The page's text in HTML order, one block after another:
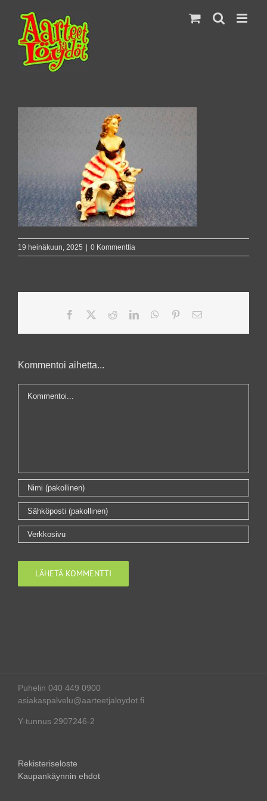
content
19 heinäkuun, 2025 0 Kommenttia
Facebook RedditLinkedInWhatsApp
PinterestSähköposti
Kommentoi aihetta...
Puhelin 040 449 0900
asiakaspalvelu@aarteetjaloydot.fi
Y-tunnus 2907246-2
Rekisteriseloste
Kaupankäynnin ehdot